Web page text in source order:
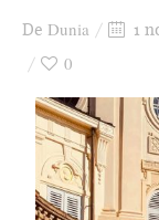
De Dunia 1
0